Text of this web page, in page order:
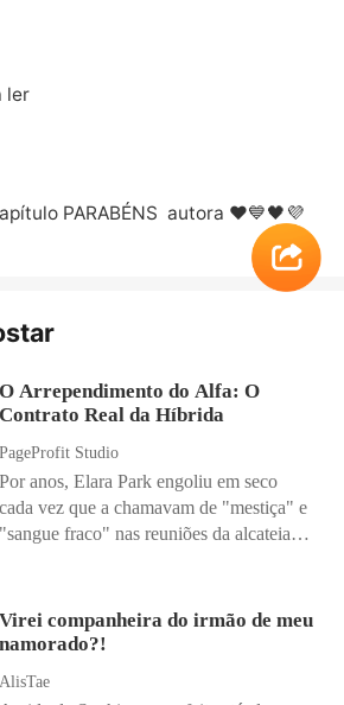
ler
PARABÉNS  autora ❤️💙🖤💜
O Arrependimento do Alfa: O
Contrato Real da Híbrida
PageProfit Studio
Por anos, Elara Park engoliu em seco
cada vez que a chamavam de "mestiça" e
"sangue fraco" nas reuniões da alcateia.
Blackwood. Então ele a rejeitou - minutos
depois de tomar o que queria dela. Antes
dor que a partiu por dentro, as notícias já
Virei companheira do irmão de meu
namorado?!
AlisTae